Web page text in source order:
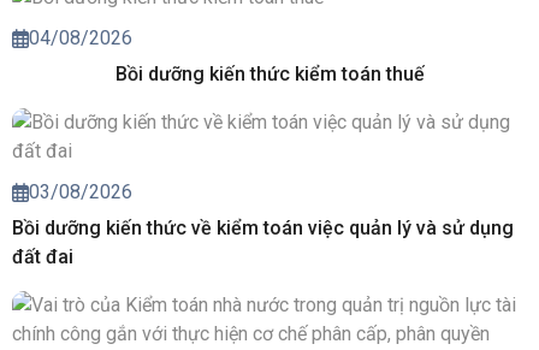
04/08/2026
Bồi dưỡng kiến thức kiểm toán thuế
03/08/2026
Bồi dưỡng kiến thức về kiểm toán việc quản lý và sử dụng
đất đai